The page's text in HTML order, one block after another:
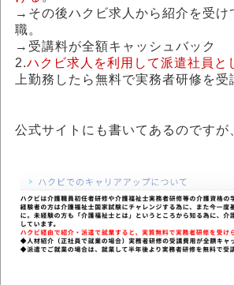
→その後ハクビ求人から紹介を受け
職。
→受講料が全額キャッシュバック
2.ハクビ求人を利用して派遣社員と
上勤務したら無料で実務者研修を受
公式サイトにも書いてあるのですが